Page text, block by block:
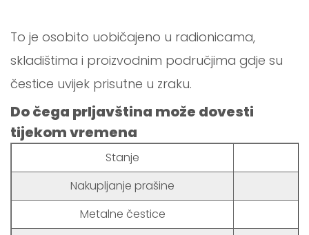
To je osobito uobičajeno u radionicama,
skladištima i proizvodnim područjima gdje su
čestice uvijek prisutne u zraku.
Do čega prljavština može dovesti
tijekom vremena
Stanje
Nakupljanje prašine
Metalne čestice